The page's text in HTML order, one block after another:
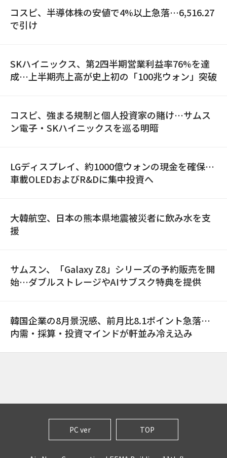
コスピ、半導体株の安値で4%以上急落…6,516.27
で引け
SKハイニックス、第2四半期営業利益率76%を達
成…上半期売上高が史上初の「100兆ウォン」突破
コスピ、強まる規制と個人投資家の賭け…サムス
ン電子・SKハイニックスを巡る明暗
LGディスプレイ、約1000億ウォンの現金を確保…
車載OLEDおよびR&Dに集中投資へ
大韓航空、日本の熊本県地震被災者に飲み水を支
援
サムスン、「Galaxy Z8」シリーズの予約販売を開
始…ダブルストレージやAIサブスク特典を提供
韓国企業の8月景況感、前月比8.1ポイント急落…
内需・採算・投資マインドが軒並み冷え込み
PC ver TOP